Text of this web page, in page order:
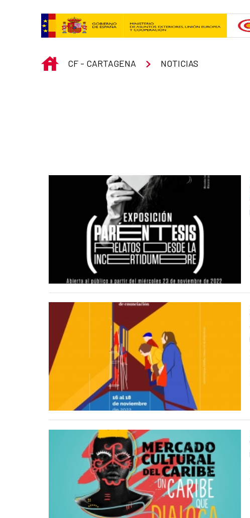
INICIO
CF - CARTAGENA NOTICIAS